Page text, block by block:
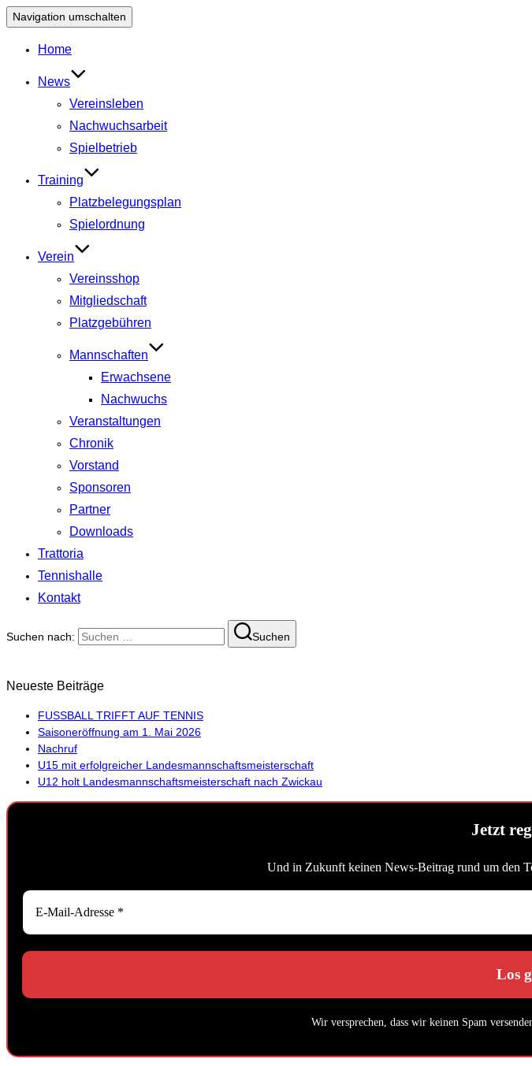
Navigation umschalten
Home
News
Vereinsleben
Nachwuchsarbeit
Spielbetrieb
Training
Platzbelegungsplan
Spielordnung
Verein
Vereinsshop
Mitgliedschaft
Platzgebühren
Mannschaften
Erwachsene
Nachwuchs
Veranstaltungen
Chronik
Vorstand
Sponsoren
Partner
Downloads
Trattoria
Tennishalle
Kontakt
Suchen nach: Suchen
Neueste Beiträge
FUSSBALL TRIFFT AUF TENNIS
Saisoneröffnung am 1. Mai 2026
Nachruf
U15 mit erfolgreicher Landesmannschaftsmeisterschaft
U12 holt Landesmannschaftsmeisterschaft nach Zwickau
Jetzt
Und in Zukunft keinen News-Beitrag rund um den
Wir versprechen, dass wir keinen Spam